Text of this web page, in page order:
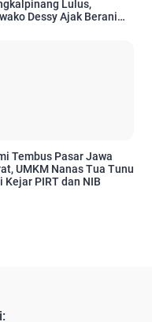
Lulus,
Dessy Ajak Berani
Tembus Pasar Jawa
UMKM Nanas Tua Tunu
Kejar PIRT dan NIB